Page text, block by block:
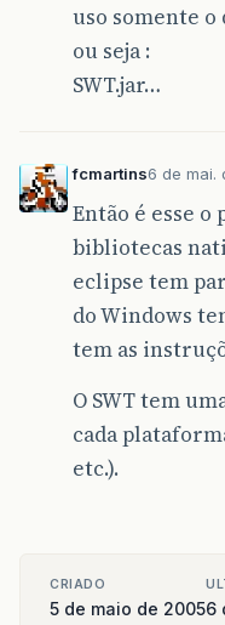
uso somente
ou seja :
SWT.jar…
fcmartins6 de mai.
Então é esse o
bibliotecas
eclipse tem
do Windows
tem as
O SWT tem
cada
etc.).
CRIADO
5 de maio de 20056